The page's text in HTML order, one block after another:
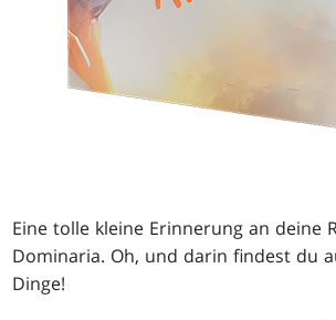
Eine tolle kleine Erinnerung an deine
Dominaria. Oh, und darin findest du
Dinge!